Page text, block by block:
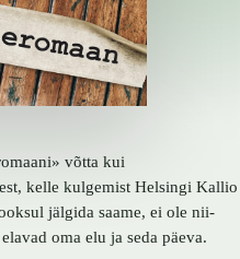
võtta kui
kelle kulgemist Helsingi Kallio
jälgida saame, ei ole nii-
oma elu ja seda päeva.